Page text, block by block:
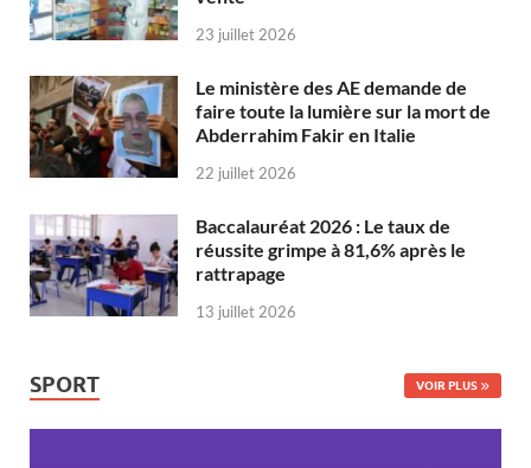
23 juillet 2026
Le ministère des AE demande de
faire toute la lumière sur la mort de
Abderrahim Fakir en Italie
22 juillet 2026
Baccalauréat 2026 : Le taux de
réussite grimpe à 81,6% après le
rattrapage
13 juillet 2026
SPORT VOIR PLUS